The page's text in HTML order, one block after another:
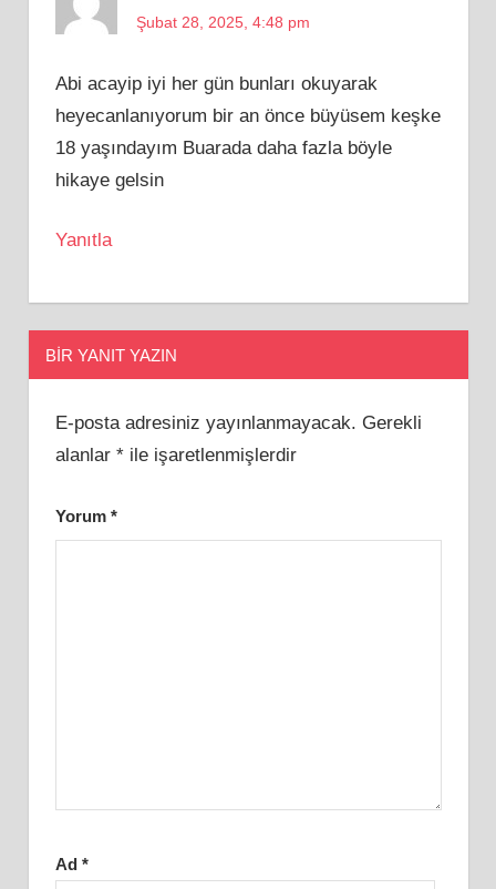
Şubat 28, 2025, 4:48 pm
Abi acayip iyi her gün bunları okuyarak
heyecanlanıyorum bir an önce büyüsem keşke
18 yaşındayım Buarada daha fazla böyle
hikaye gelsin
Yanıtla
BIR YANIT YAZIN
E-posta adresiniz yayınlanmayacak. Gerekli
alanlar *ile işaretlenmişlerdir
Yorum *
Ad *